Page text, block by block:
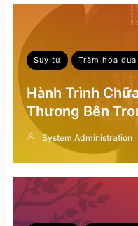
Suy tư Trăm hoa đua
Hành Trình
Thương Bên
System Administration